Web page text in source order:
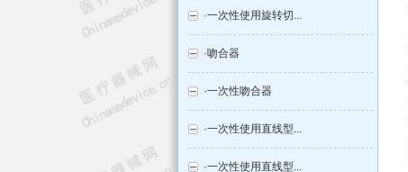
·一次性使用旋转切...
·吻合器
·一次性吻合器
·一次性使用直线型...
·一次性使用直线型...